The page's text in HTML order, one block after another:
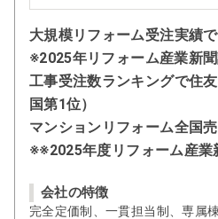
大規模リフォーム受注実績
※2025年リフォーム産業新
工事受注数ランキングで住
国第1位）
マンションリフォーム全国
※※2025年度リフォーム産業
会社の特徴
完全定価制、一貫担当制、専属